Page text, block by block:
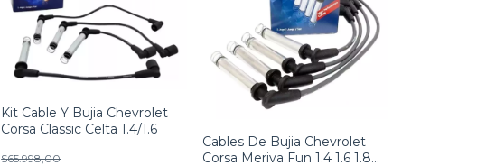
Kit Cable Y Bujia Chevrolet
Corsa Classic Celta 1.4/1.6
$65.998,00
Cables De Bujia Chevrolet
Corsa Meriva Fun 1.4 1.6 1.8